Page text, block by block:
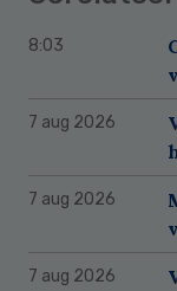
8:03
7 aug 2026
7 aug 2026
7 aug 2026